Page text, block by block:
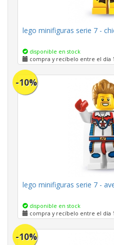
lego minifiguras serie 7 -
disponible en stock
compra y recíbelo entre el día
-10%
lego minifiguras serie 7 -
disponible en stock
compra y recíbelo entre el día
-10%